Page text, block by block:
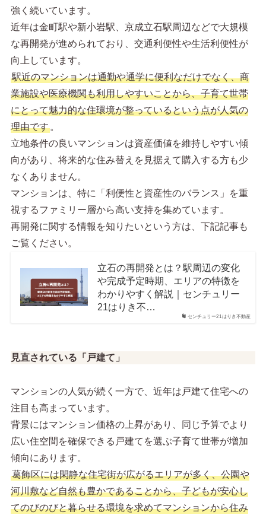
強く続いています。
近年は金町駅や新小岩駅、京成立石駅周辺などで大規模
な再開発が進められており、交通利便性や生活利便性が
向上しています。
駅近のマンションは通勤や通学に便利なだけでなく、商
業施設や医療機関も利用しやすいことから、子育て世帯
にとって魅力的な住環境が整っているという点が人気の
理由です。
立地条件の良いマンションは資産価値を維持しやすい傾
向があり、将来的な住み替えを見据えて購入する方も少
なくありません。
マンションは、特に「利便性と資産性のバランス」を重
視するファミリー層から高い支持を集めています。
再開発に関する情報を知りたいという方は、下記記事も
ご覧ください。
センチュリー21はりき不動産
立石の再開発とは？駅周辺の変化
や完成予定時期、エリアの特徴を
わかりやすく解説｜センチュリー
21はりき不…
見直されている「戸建て」
マンションの人気が続く一方で、近年は戸建て住宅への
注目も高まっています。
背景にはマンション価格の上昇があり、同じ予算でより
広い住空間を確保できる戸建てを選ぶ子育て世帯が増加
傾向にあります。
葛飾区には閑静な住宅街が広がるエリアが多く、公園や
河川敷など自然も豊かであることから、子どもが安心し
てのびのびと暮らせる環境を求めてマンションから住み